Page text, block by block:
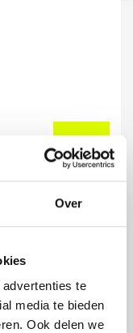
Over
te
media te bieden
Ook delen we
29,99